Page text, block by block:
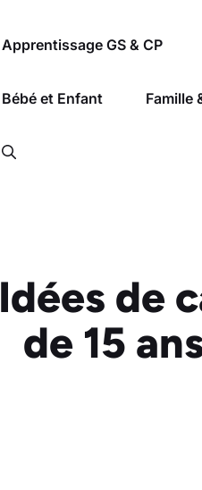
Apprentissage GS & CP
Bébé et Enfant Famille
Idées de
de 15